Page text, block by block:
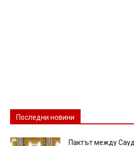
Последни новини
Пактът между